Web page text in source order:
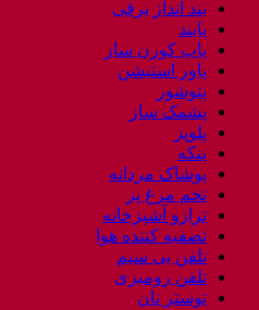
بند انداز برقی
پابند
پاپ کورن ساز
پاور استیشن
پتوشور
پشمک ساز
پلوپز
پنکه
پوشاک مردانه
تخم مرغ پز
ترازو آشپزخانه
تصفیه کننده هوا
تلفن بی سیم
تلفن رومیزی
توستر نان